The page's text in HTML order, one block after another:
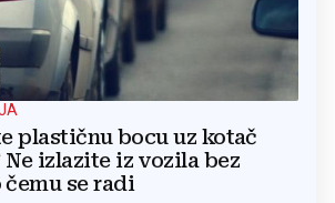
plastičnu bocu uz kotač
izlazite iz vozila bez
se radi